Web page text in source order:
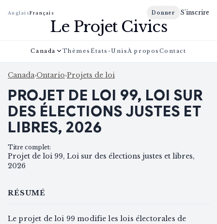
AnglaisFrançais Donner S'inscrire
Le Projet Civics
Canada Thèmes États-Unis À propos Contact
Canada›Ontario›Projets de loi
PROJET DE LOI 99, LOI SUR
DES ÉLECTIONS JUSTES ET
LIBRES, 2026
Titre complet:
Projet de loi 99, Loi sur des élections justes et libres,
2026
RÉSUMÉ
Le projet de loi 99 modifie les lois électorales de